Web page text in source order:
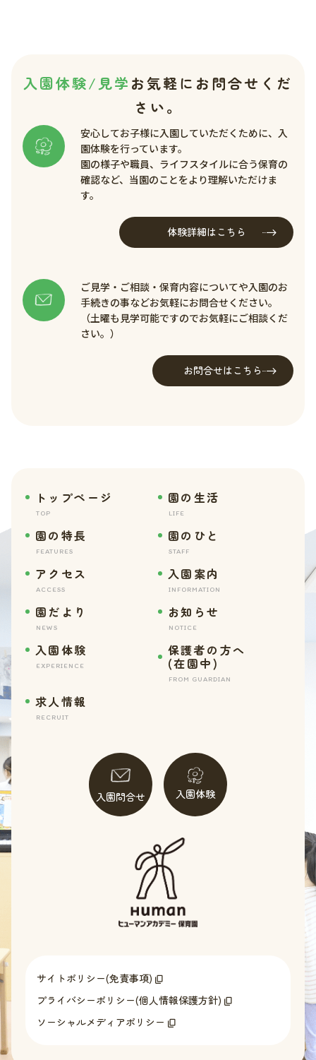
入園体験/見学 お気軽にお問合せくだ
さい。
安心してお子様に入園していただくために、入
園体験を行っています。
園の様子や職員、ライフスタイルに合う保育の
確認など、当園のことをより理解いただけま
す。
体験詳細はこちら
ご見学・ご相談・保育内容についてや入園のお
手続きの事などお気軽にお問合せください。
（土曜も見学可能ですのでお気軽にご相談くだ
さい。）
お問合せはこちら
トップページ
TOP
園の生活
LIFE
園の特長
FEATURES
園のひと
STAFF
アクセス
ACCESS
入園案内
INFORMATION
園だより
NEWS
お知らせ
NOTICE
入園体験
EXPERIENCE
保護者の方へ
(在園中)
FROM GUARDIAN
求人情報
RECRUIT
入園問合せ 入園体験
サイトポリシー(免責事項)
プライバシーポリシー(個人情報保護方針)
ソーシャルメディアポリシー